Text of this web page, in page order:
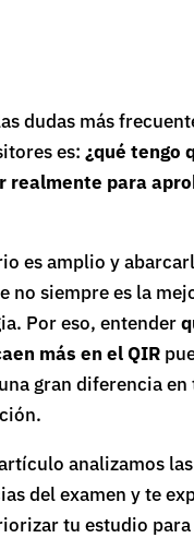
dudas más
es: ¿qué tengo
realmente para
es amplio y
no siempre es la
Por eso, entender
más en el QIR
gran diferencia en
analizamos las
del examen y te
tu estudio para